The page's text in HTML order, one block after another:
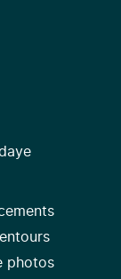
photos